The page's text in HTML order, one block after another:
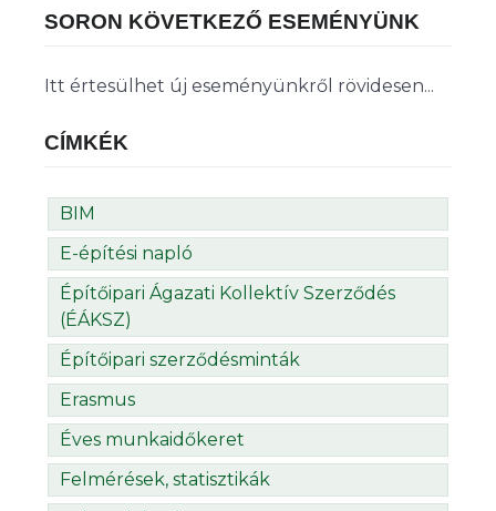
SORON KÖVETKEZŐ ESEMÉNYÜNK
Itt értesülhet új eseményünkről rövidesen...
CÍMKÉK
BIM
E-építési napló
Építőipari Ágazati Kollektív Szerződés
(ÉÁKSZ)
Építőipari szerződésminták
Erasmus
Éves munkaidőkeret
Felmérések, statisztikák